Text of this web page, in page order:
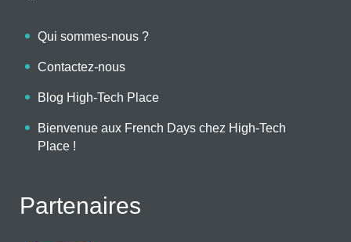
Qui sommes-nous ?
Contactez-nous
Blog High-Tech Place
Bienvenue aux French Days chez High-Tech
Place !
Partenaires